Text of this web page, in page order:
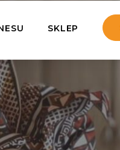
WSPIERAM
Przybij nam 5!
Pomagaj
pomoc 5 zł
przez
SKLEP